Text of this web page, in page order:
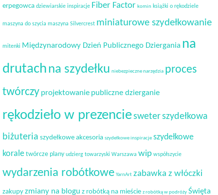
erpegowca dziewiarskie inspiracje Fiber Factor komin książki o rękodziele
maszyna do szycia maszyna Silvercrest miniaturowe szydełkowanie
mitenki Międzynarodowy Dzień Publicznego Dziergania na
drutachna szydełku niebezpieczne narzędzia proces
twórczy projektowanie publiczne dzierganie
rękodzieło w prezenciesweterszydełkowa
biżuteria szydełkowe akcesoria szydełkowe inspiracje szydełkowe
korale twórcze plany udzierg towarzyski Warszawa wip współszycie
wydarzenia robótkowe YarnArt zabawka z włóczki
zakupy zmiany na blogu z robótką na mieście z robótką w podróży Święta